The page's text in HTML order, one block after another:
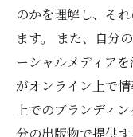
のかを理解し、そ
ます。 また、自分
ーシャルメディア
がオンライン上で
上でのブランディ